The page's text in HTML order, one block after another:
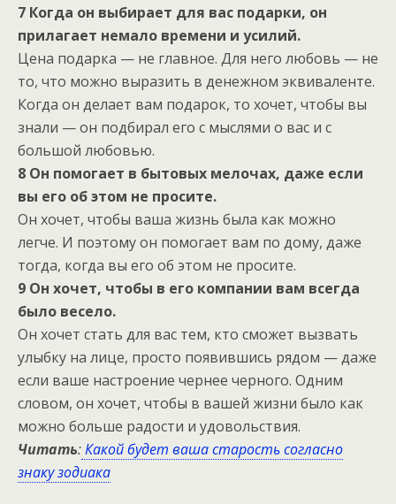
7 Когда он выбирает для вас подарки, он
прилагает немало времени и усилий.
Цена подарка — не главное. Для него любовь — не
то, что можно выразить в денежном эквиваленте.
Когда он делает вам подарок, то хочет, чтобы вы
знали — он подбирал его с мыслями о вас и с
большой любовью.
8 Он помогает в бытовых мелочах, даже если
вы его об этом не просите.
Он хочет, чтобы ваша жизнь была как можно
легче. И поэтому он помогает вам по дому, даже
тогда, когда вы его об этом не просите.
9 Он хочет, чтобы в его компании вам всегда
было весело.
Он хочет стать для вас тем, кто сможет вызвать
улыбку на лице, просто появившись рядом — даже
если ваше настроение чернее черного. Одним
словом, он хочет, чтобы в вашей жизни было как
можно больше радости и удовольствия.
Читать:Какой будет ваша старость согласно
знаку зодиака